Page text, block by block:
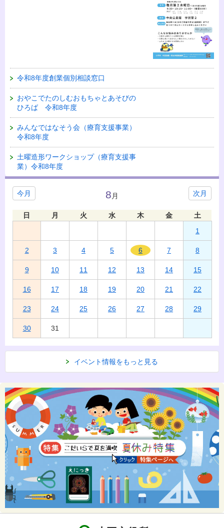
令和8年度創業個別相談窓口
おやこでたのしむおもちゃとあそびの
ひろば 令和8年度
みんなではなそう会（療育支援事業）
令和8年度
土曜造形ワークショップ（療育支援事
業）令和8年度
今月 次月
8 月
日 月 火 水 木 金
土
1
2 3 4 5 6 7 8
9 10 11 12 13 14 15
16 17 18 19 20 21 22
23 24 25 26 27 28 29
30 31
イベント情報をもっと見る